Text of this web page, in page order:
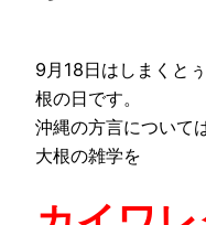
9月18日はしまくと
根の日です。
沖縄の方言について
大根の雑学を